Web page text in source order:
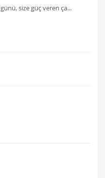
size güç veren ça...